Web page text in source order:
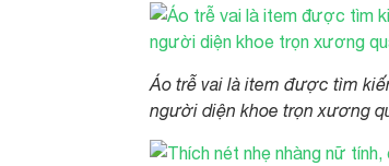
Áo trễ vai là item được tìm
người diện khoe trọn xương